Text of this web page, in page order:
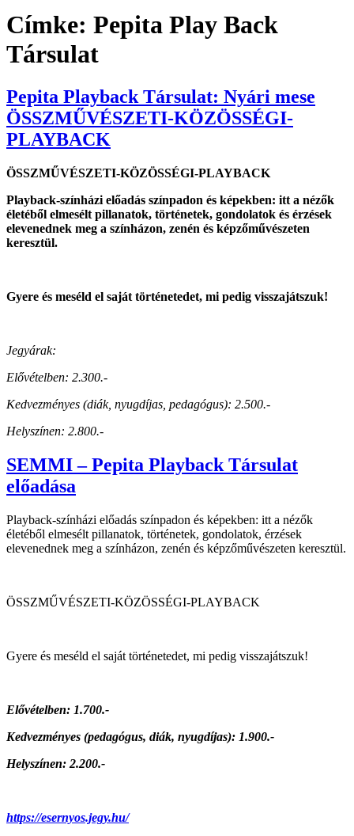
Címke: Pepita Play Back
Társulat
Pepita Playback Társulat: Nyári mese
ÖSSZMŰVÉSZETI-KÖZÖSSÉGI-
PLAYBACK
ÖSSZMŰVÉSZETI-KÖZÖSSÉGI-PLAYBACK
Playback-színházi előadás színpadon és képekben: itt a nézők
életéből elmesélt pillanatok, történetek, gondolatok és érzések
elevenednek meg a színházon, zenén és képzőművészeten
keresztül.
Gyere és meséld el saját történetedet, mi pedig visszajátszuk!
Jegyárak:
Elővételben: 2.300.-
Kedvezményes (diák, nyugdíjas, pedagógus): 2.500.-
Helyszínen: 2.800.-
SEMMI – Pepita Playback Társulat
előadása
Playback-színházi előadás színpadon és képekben: itt a nézők
életéből elmesélt pillanatok, történetek, gondolatok, érzések
elevenednek meg a színházon, zenén és képzőművészeten keresztül.
ÖSSZMŰVÉSZETI-KÖZÖSSÉGI-PLAYBACK
Gyere és meséld el saját történetedet, mi pedig visszajátszuk!
Elővételben: 1.700.-
Kedvezményes (pedagógus, diák, nyugdíjas): 1.900.-
Helyszínen: 2.200.-
https://esernyos.jegy.hu/